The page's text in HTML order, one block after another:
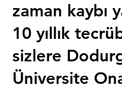
zaman kaybı
10 yıllık
sizlere
Üniversite